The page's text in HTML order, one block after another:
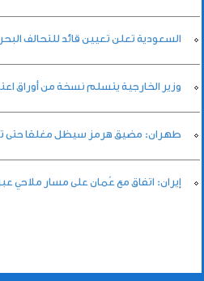
السعودية تعلن تعيين قائد للتحالف
وزير الخارجية يتسلم نسخة من أوراق
طهران: مضيق هرمز سيظل مغلقا حتى
إيران: اتفاق مع عُمان على مسار ملاحي